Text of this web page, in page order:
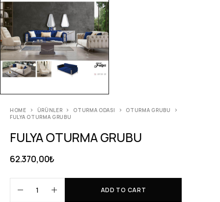
HOME ÜRÜNLER OTURMA ODASI
OTURMA GRUBU
FULYA OTURMA GRUBU
FULYA OTURMA GRUBU
62.370,00₺
ADD TO CART